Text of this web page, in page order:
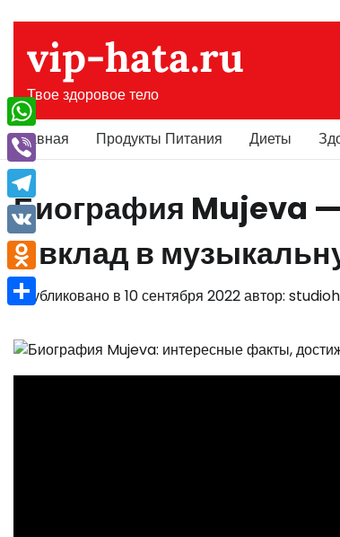
содержимому
vip-hata.ru
Твое здоровое тело
Главная Продукты Питания Диеты
Биография Mujeva
и вклад в
Опубликовано в 10 сентября 2022автор:
WhatsApp
Viber
Telegram
VK
Odnoklassniki